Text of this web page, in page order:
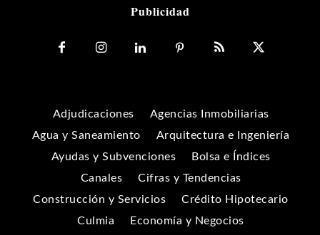
Publicidad
Adjudicaciones
Agencias Inmobiliarias
Agua y Saneamiento
Arquitectura e Ingeniería
Ayudas y Subvenciones
Bolsa e Índices
Canales
Cifras y Tendencias
Construcción y Servicios
Crédito Hipotecario
Culmia
Economía y Negocios